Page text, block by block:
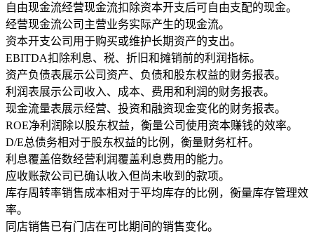
自由现金流经营现金流扣除资本开支后可自由支配的现金。
经营现金流公司主营业务实际产生的现金流。
资本开支公司用于购买或维护长期资产的支出。
EBITDA扣除利息、税、折旧和摊销前的利润指标。
资产负债表展示公司资产、负债和股东权益的财务报表。
利润表展示公司收入、成本、费用和利润的财务报表。
现金流量表展示经营、投资和融资现金变化的财务报表。
ROE净利润除以股东权益，衡量公司使用资本赚钱的效率。
D/E总债务相对于股东权益的比例，衡量财务杠杆。
利息覆盖倍数经营利润覆盖利息费用的能力。
应收账款公司已确认收入但尚未收到的款项。
库存周转率销售成本相对于平均库存的比例，衡量库存管理效
率。
同店销售已有门店在可比期间的销售变化。